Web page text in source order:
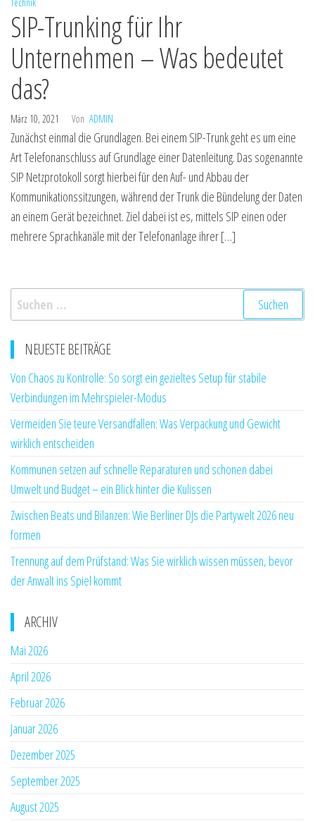
SIP-Trunking für Ihr
Unternehmen – Was bedeutet
das?
März 10, 2021 Von ADMIN
Zunächst einmal die Grundlagen. Bei einem SIP-Trunk geht es um eine
Art Telefonanschluss auf Grundlage einer Datenleitung. Das sogenannte
SIP Netzprotokoll sorgt hierbei für den Auf- und Abbau der
Kommunikationssitzungen, während der Trunk die Bündelung der Daten
an einem Gerät bezeichnet. Ziel dabei ist es, mittels SIP einen oder
mehrere Sprachkanäle mit der Telefonanlage ihrer […]
Suchen
nach:
NEUESTE BEITRÄGE
Von Chaos zu Kontrolle: So sorgt ein gezieltes Setup für stabile
Verbindungen im Mehrspieler-Modus
Vermeiden Sie teure Versandfallen: Was Verpackung und Gewicht
wirklich entscheiden
Kommunen setzen auf schnelle Reparaturen und schonen dabei
Umwelt und Budget – ein Blick hinter die Kulissen
Zwischen Beats und Bilanzen: Wie Berliner DJs die Partywelt 2026 neu
formen
Trennung auf dem Prüfstand: Was Sie wirklich wissen müssen, bevor
der Anwalt ins Spiel kommt
ARCHIV
Mai 2026
April 2026
Februar 2026
Januar 2026
Dezember 2025
September 2025
August 2025